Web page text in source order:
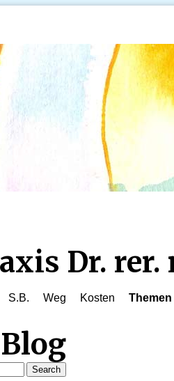
Dr. rer.
S.B. Weg Kosten Themen